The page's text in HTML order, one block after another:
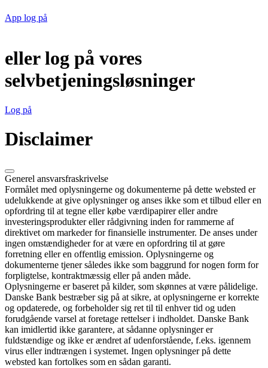
App log på
eller log på vores
selvbetjeningsløsninger
Log på
Disclaimer
Generel ansvarsfraskrivelse
Formålet med oplysningerne og dokumenterne på dette websted er
udelukkende at give oplysninger og anses ikke som et tilbud eller en
opfordring til at tegne eller købe værdipapirer eller andre
investeringsprodukter eller rådgivning inden for rammerne af
direktivet om markeder for finansielle instrumenter. De anses under
ingen omstændigheder for at være en opfordring til at gøre
forretning eller en offentlig emission. Oplysningerne og
dokumenterne tjener således ikke som baggrund for nogen form for
forpligtelse, kontraktmæssig eller på anden måde.
Oplysningerne er baseret på kilder, som skønnes at være pålidelige.
Danske Bank bestræber sig på at sikre, at oplysningerne er korrekte
og opdaterede, og forbeholder sig ret til til enhver tid og uden
forudgående varsel at foretage rettelser i indholdet. Danske Bank
kan imidlertid ikke garantere, at sådanne oplysninger er
fuldstændige og ikke er ændret af udenforstående, f.eks. igennem
virus eller indtrængen i systemet. Ingen oplysninger på dette
websted kan fortolkes som en sådan garanti.